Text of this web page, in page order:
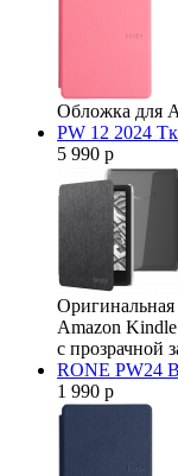
Обложка для
PW 12 2024
5 990 р
Amazon
с прозрачной
RONE PW24
1 990 р